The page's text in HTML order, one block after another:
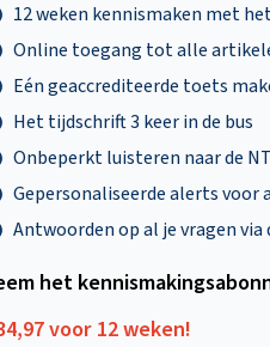
12 weken kennismaken met
Online toegang tot alle
Eén geaccrediteerde toets
Het tijdschrift 3 keer in de bus
Onbeperkt luisteren naar de
Gepersonaliseerde alerts voor
Antwoorden op al je vragen via
het
voor 12 weken!